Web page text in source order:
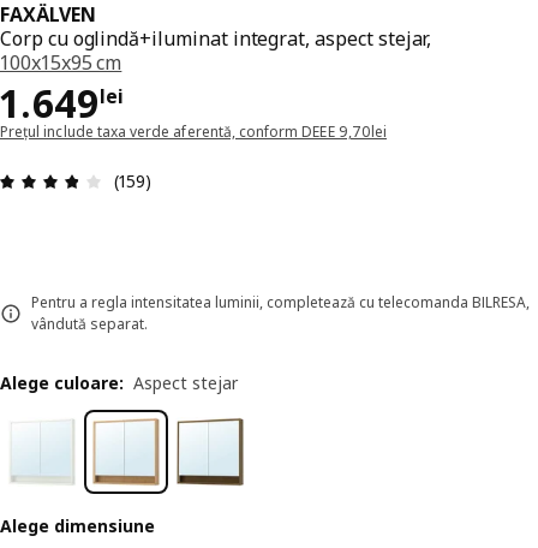
FAXÄLVEN
Corp cu oglindă+iluminat integrat, aspect stejar,
100x15x95 cm
1.649lei
Preț 1649lei
Prețul include taxa verde aferentă, conform DEEE 9,70lei
Prezentare generală: 3.8 din 5 stele Total
(159)
Pentru a regla intensitatea luminii, completează cu telecomanda BILRESA,
vândută separat.
Alege culoare: Aspect stejar
Alege dimensiune